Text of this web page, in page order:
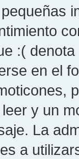
:(
en el
y un
La
a